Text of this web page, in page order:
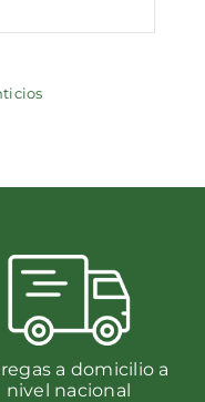
a domicilio a
nivel nacional